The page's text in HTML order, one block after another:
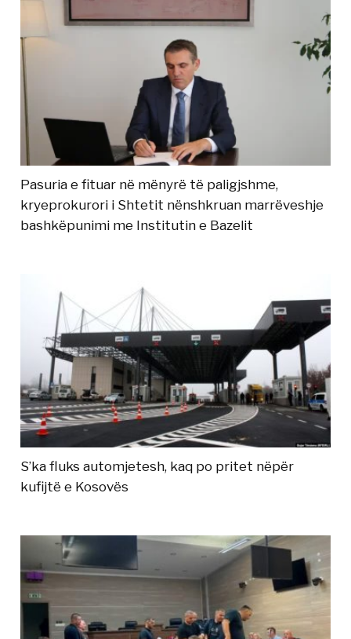
Pasuria e fituar në mënyrë të paligjshme,
kryeprokurori i Shtetit nënshkruan marrëveshje
bashkëpunimi me Institutin e Bazelit
S’ka fluks automjetesh, kaq po pritet nëpër
kufijtë e Kosovës